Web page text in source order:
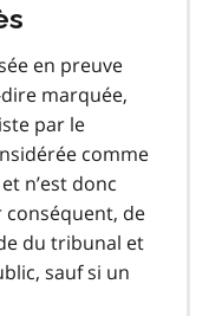
en preuve
dire marquée,
par le
comme
n’est donc
conséquent, de
du tribunal et
sauf si un